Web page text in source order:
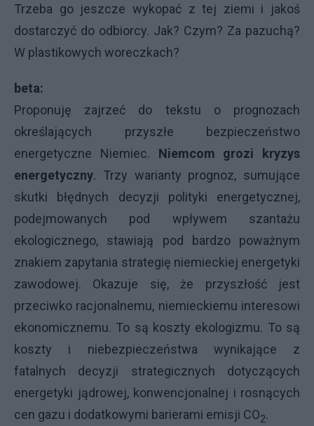
Trzeba go jeszcze wykopać z tej ziemi i jakoś
dostarczyć do odbiorcy. Jak? Czym? Za pazuchą?
W plastikowych woreczkach?
beta:
Proponuję zajrzeć do tekstu o prognozach
określających przyszłe bezpieczeństwo
energetyczne Niemiec. Niemcom grozi kryzys
energetyczny. Trzy warianty prognoz, sumujące
skutki błędnych decyzji polityki energetycznej,
podejmowanych pod wpływem szantażu
ekologicznego, stawiają pod bardzo poważnym
znakiem zapytania strategię niemieckiej energetyki
zawodowej. Okazuje się, że przyszłość jest
przeciwko racjonalnemu, niemieckiemu interesowi
ekonomicznemu. To są koszty ekologizmu. To są
koszty i niebezpieczeństwa wynikające z
fatalnych decyzji strategicznych dotyczących
energetyki jądrowej, konwencjonalnej i rosnących
cen gazu i dodatkowymi barierami emisji CO2.